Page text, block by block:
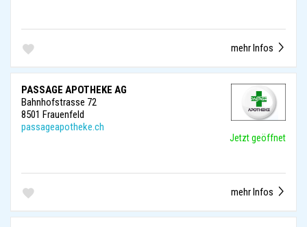
mehr Infos
PASSAGE APOTHEKE AG
Bahnhofstrasse 72
8501 Frauenfeld
passageapotheke.ch
Jetzt geöffnet
mehr Infos